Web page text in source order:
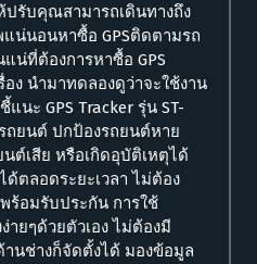
ปรับคุณสามารถเดินทางถึง
น่นอนหาซื้อ GPSติดตามรถ
น่ที่ต้องการหาซื้อ GPS
ง นำมาทดลองดูว่าจะใช้งาน
นะ GPS Tracker รุ่น ST-
ถยนต์ ปกป้องรถยนต์หาย
ต์เสีย หรือเกิดอุบัติเหตุได้
ตลอดระยะเวลา ไม่ต้อง
ร้อมรับประกัน การใช้
ายๆด้วยตัวเอง ไม่ต้องมี
านช่างก็จัดตั้งได้ มองข้อมูล